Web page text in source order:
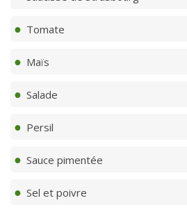
Tomate
Maïs
Salade
Persil
Sauce pimentée
Sel et poivre